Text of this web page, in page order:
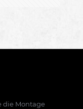
die Montage